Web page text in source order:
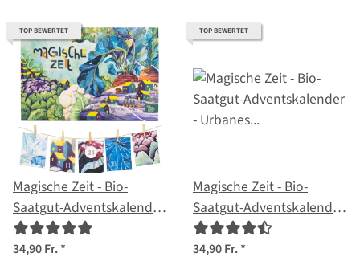
TOP BEWERTET
Magische Zeit - Bio-
Saatgut-Adventskalender
- Bunter
Selbstversorgergarten
34,90 Fr.*
TOP BEWERTET
Magische Zeit - Bio-
Saatgut-Adventskalender
- Urbanes Gartenglück
34,90 Fr.*